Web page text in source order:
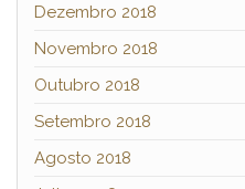
Dezembro 2018
Novembro 2018
Outubro 2018
Setembro 2018
Agosto 2018